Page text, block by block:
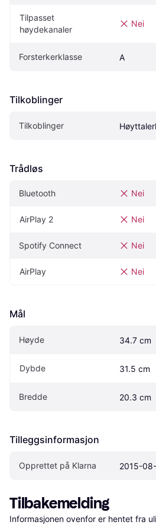
Tilpasset
høydekanaler
Nei
Forsterkerklasse A
Tilkoblinger
Tilkoblinger
Trådløs
Bluetooth Nei
AirPlay 2 Nei
Spotify Connect Nei
AirPlay Nei
Mål
Høyde 34.7 cm
Dybde 31.5 cm
Bredde 20.3 cm
Tilleggsinformasjon
Opprettet på Klarna 2015-
Tilbakemelding
Informasjonen ovenfor er hentet fra